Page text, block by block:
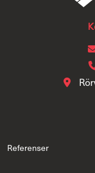
Referenser